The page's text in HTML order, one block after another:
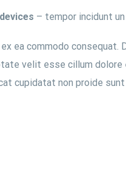
– tempor incidunt
ea commodo consequat.
velit esse cillum dolore
cupidatat non proide